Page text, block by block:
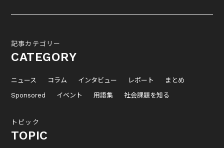
記事カテゴリー
CATEGORY
ニュース コラム インタビュー レポート
まとめ
Sponsored
イベント 用語集 社会課題を知る
トピック
TOPIC